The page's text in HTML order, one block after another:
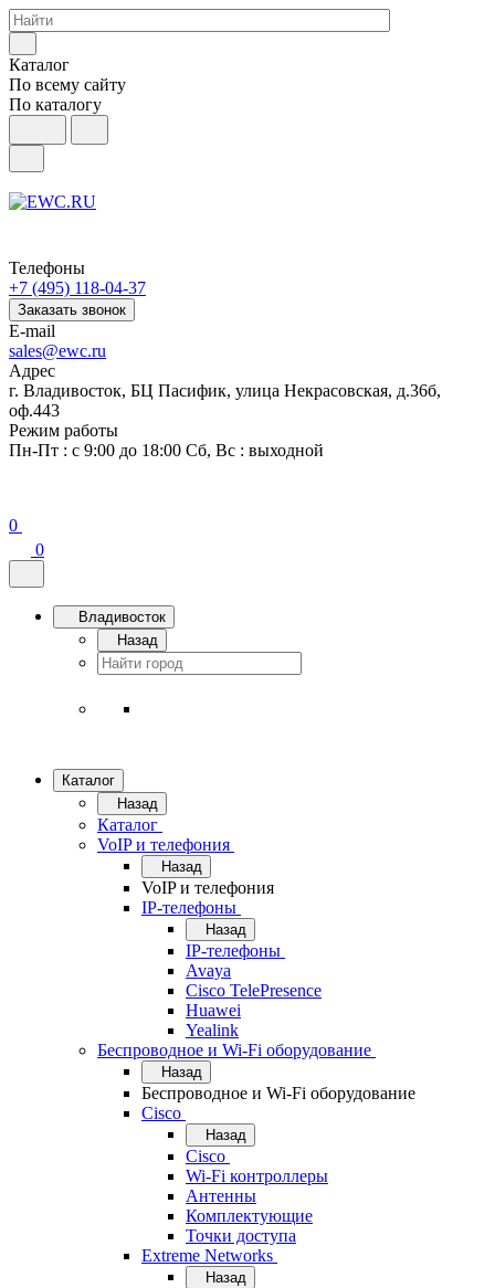
Каталог
По всему сайту
По каталогу
Телефоны
+7 (495) 118-04-37
Заказать звонок
E-mail
sales@ewc.ru
Адрес
г. Владивосток, БЦ Пасифик, улица Некрасовская, д.36б,
оф.443
Режим работы
Пн-Пт : с 9:00 до 18:00 Сб, Вс : выходной
0
0
Владивосток
Назад
Каталог
Назад
Каталог
VoIP и телефония
Назад
VoIP и телефония
IP-телефоны
Назад
IP-телефоны
Avaya
Cisco TelePresence
Huawei
Yealink
Беспроводное и Wi-Fi оборудование
Назад
Беспроводное и Wi-Fi оборудование
Cisco
Назад
Cisco
Wi-Fi контроллеры
Антенны
Комплектующие
Точки доступа
Extreme Networks
Назад